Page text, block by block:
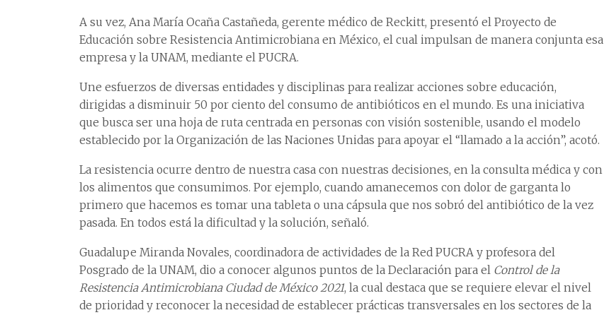
A su vez, Ana María Ocaña Castañeda, gerente médico de Reckitt, presentó el Proyecto de
Educación sobre Resistencia Antimicrobiana en México, el cual impulsan de manera conjunta esa
empresa y la UNAM, mediante el PUCRA.
Une esfuerzos de diversas entidades y disciplinas para realizar acciones sobre educación,
dirigidas a disminuir 50 por ciento del consumo de antibióticos en el mundo. Es una iniciativa
que busca ser una hoja de ruta centrada en personas con visión sostenible, usando el modelo
establecido por la Organización de las Naciones Unidas para apoyar el “llamado a la acción”, acotó.
La resistencia ocurre dentro de nuestra casa con nuestras decisiones, en la consulta médica y con
los alimentos que consumimos. Por ejemplo, cuando amanecemos con dolor de garganta lo
primero que hacemos es tomar una tableta o una cápsula que nos sobró del antibiótico de la vez
pasada. En todos está la dificultad y la solución, señaló.
Guadalupe Miranda Novales, coordinadora de actividades de la Red PUCRA y profesora del
Posgrado de la UNAM, dio a conocer algunos puntos de la Declaración para el Control de la
Resistencia Antimicrobiana Ciudad de México 2021, la cual destaca que se requiere elevar el nivel
de prioridad y reconocer la necesidad de establecer prácticas transversales en los sectores de la